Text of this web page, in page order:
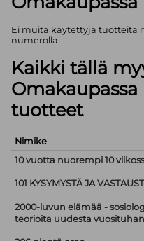
Ei muita käytettyjä tuotteita
numerolla.
Kaikki tällä
tuotteet
Nimike
10 vuotta nuorempi 10
101 KYSYMYSTÄ JA
2000-luvun elämää -
teorioita uudesta